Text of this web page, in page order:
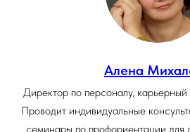
Алена
Директор по персоналу, карьерный
Проводит индивидуальные
семинары по профориентации для